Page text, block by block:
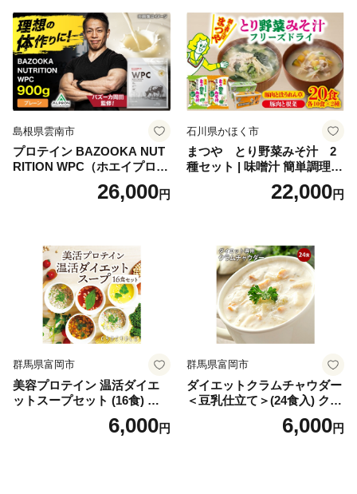
ち 本格おせち おせち予約 年
末 年始 お取り寄せ 新春 贅沢
おせち こだわりおせち 惣菜
老舗おせち ふるさと納税お
せち 御節 お節料理 正月 調理
不要 おせち料理2027
島根県雲南市
プロテイン BAZOOKA NUT
RITION WPC（ホエイプロテ
イン）＜プレーン＞ 900g｜
バズーカ岡田監修・植物由来
ロン [AIEN005]
26,000円
石川県かほく市
まつや とり野菜みそ汁 2
種セット | 味噌汁 簡単調理
お味噌 おみそ みそ とり野菜
時短料理 時短ごはん ご当地
22,000円
群馬県富岡市
美容プロテイン 温活ダイエ
ットスープセット (16食) 小
分け スープ 食べ比べ セット
詰合せ クラムチャウダー チ
6,000円
群馬県富岡市
ダイエットクラムチャウダー
＜豆乳仕立て＞(24食入) クラ
ムチャウダー 豆乳 ダイエッ
ト スープ プロテイン たんぱ
6,000円